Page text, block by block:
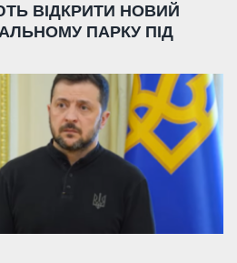
ВІДКРИТИ НОВИЙ
ПАРКУ ПІД